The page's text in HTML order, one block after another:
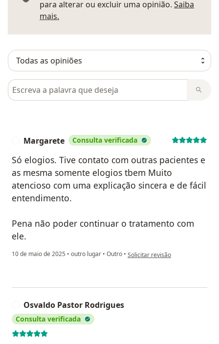
para alterar ou excluir uma opinião. Saiba
mais.
Pesquisar em opiniões
Margarete Consulta verificada
Só elogios. Tive contato com outras pacientes e
as mesma somente elogios tbem Muito
atencioso com uma explicação sincera e de fácil
entendimento.
Pena não poder continuar o tratamento com
ele.
10 de maio de 2025 • outro lugar • Outro • na opinião do utilizador
Solicitar revisão
Osvaldo Pastor Rodrigues
Consulta verificada